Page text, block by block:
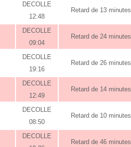
DECOLLE
12:48
Retard de 13 minutes
DECOLLE
09:04
Retard de 24 minutes
DECOLLE
19:16
Retard de 26 minutes
DECOLLE
12:49
Retard de 14 minutes
DECOLLE
08:50
Retard de 10 minutes
DECOLLE
Retard de 46 minutes